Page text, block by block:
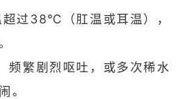
超过38℃（肛温或耳温），
频繁剧烈呕吐，或多次稀水
。